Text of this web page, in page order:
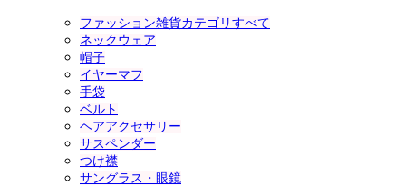
ファッション雑貨カテゴリすべて
ネックウェア
帽子
イヤーマフ
手袋
ベルト
ヘアアクセサリー
サスペンダー
つけ襟
サングラス・眼鏡